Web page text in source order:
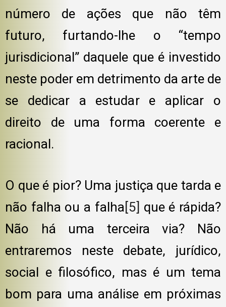
número de ações que não têm
futuro, furtando-lhe o “tempo
jurisdicional” daquele que é investido
neste poder em detrimento da arte de
se dedicar a estudar e aplicar o
direito de uma forma coerente e
racional.
O que é pior? Uma justiça que tarda e
não falha ou a falha[5] que é rápida?
Não há uma terceira via? Não
entraremos neste debate, jurídico,
social e filosófico, mas é um tema
bom para uma análise em próximas